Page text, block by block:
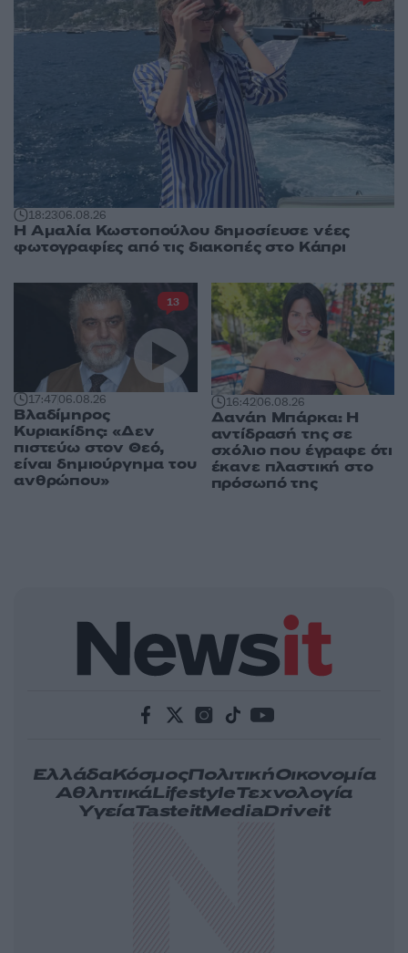
18:2306.08.26
Η Αμαλία Κωστοπούλου δημοσίευσε νέες
φωτογραφίες από τις διακοπές στο Κάπρι
17:4706.08.26
Βλαδίμηρος
Κυριακίδης: «Δεν
πιστεύω στον Θεό,
είναι δημιούργημα του
ανθρώπου»
13
16:4206.08.26
Δανάη Μπάρκα: Η
αντίδρασή της σε
σχόλιο που έγραφε ότι
έκανε πλαστική στο
πρόσωπό της
ΕλλάδαΚόσμοςΠολιτικήΟικονομία
ΑθλητικάLifestyleΤεχνολογία
ΥγείαTasteitMediaDriveit